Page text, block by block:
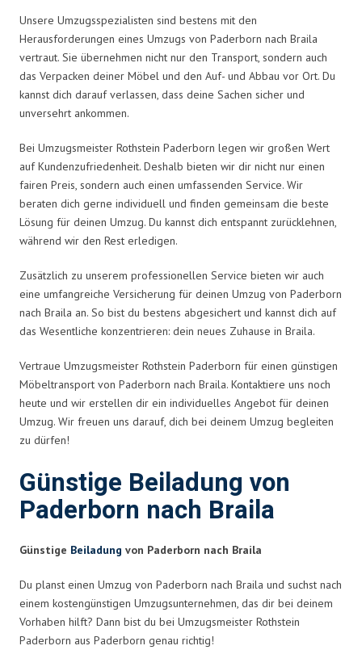
Unsere Umzugsspezialisten sind bestens mit den
Herausforderungen eines Umzugs von Paderborn nach Braila
vertraut. Sie übernehmen nicht nur den Transport, sondern auch
das Verpacken deiner Möbel und den Auf- und Abbau vor Ort. Du
kannst dich darauf verlassen, dass deine Sachen sicher und
unversehrt ankommen.
Bei Umzugsmeister Rothstein Paderborn legen wir großen Wert
auf Kundenzufriedenheit. Deshalb bieten wir dir nicht nur einen
fairen Preis, sondern auch einen umfassenden Service. Wir
beraten dich gerne individuell und finden gemeinsam die beste
Lösung für deinen Umzug. Du kannst dich entspannt zurücklehnen,
während wir den Rest erledigen.
Zusätzlich zu unserem professionellen Service bieten wir auch
eine umfangreiche Versicherung für deinen Umzug von Paderborn
nach Braila an. So bist du bestens abgesichert und kannst dich auf
das Wesentliche konzentrieren: dein neues Zuhause in Braila.
Vertraue Umzugsmeister Rothstein Paderborn für einen günstigen
Möbeltransport von Paderborn nach Braila. Kontaktiere uns noch
heute und wir erstellen dir ein individuelles Angebot für deinen
Umzug. Wir freuen uns darauf, dich bei deinem Umzug begleiten
zu dürfen!
Günstige Beiladung von
Paderborn nach Braila
Günstige Beiladung von Paderborn nach Braila
Du planst einen Umzug von Paderborn nach Braila und suchst nach
einem kostengünstigen Umzugsunternehmen, das dir bei deinem
Vorhaben hilft? Dann bist du bei Umzugsmeister Rothstein
Paderborn aus Paderborn genau richtig!